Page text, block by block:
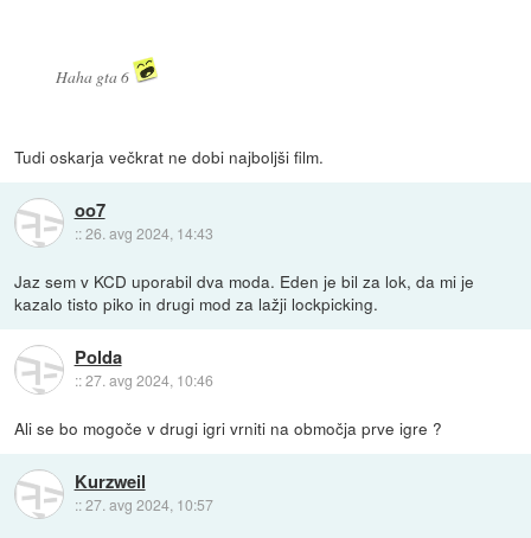
Haha gta 6
Tudi oskarja večkrat ne dobi najboljši film.
oo7
::26. avg 2024, 14:43
Jaz sem v KCD uporabil dva moda. Eden je bil za lok, da mi je
kazalo tisto piko in drugi mod za lažji lockpicking.
Polda
::27. avg 2024, 10:46
Ali se bo mogoče v drugi igri vrniti na območja prve igre ?
Kurzweil
::27. avg 2024, 10:57